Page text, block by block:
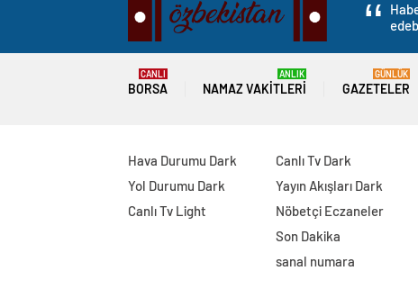
BORSA
CANLI
NAMAZ VAKITLERI
ANLIK
GAZETELER
GÜNLÜK
Hava Durumu Dark
Yol Durumu Dark
Canlı Tv Light
Canlı Tv Dark
Yayın Akışları Dark
Nöbetçi Eczaneler
Son Dakika
sanal numara